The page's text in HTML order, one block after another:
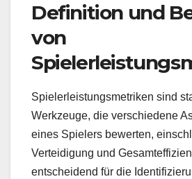
Definition und
von
Spielerleistungsmetriken sind
Werkzeuge, die verschiedene
eines Spielers bewerten,
Verteidigung und
entscheidend für die